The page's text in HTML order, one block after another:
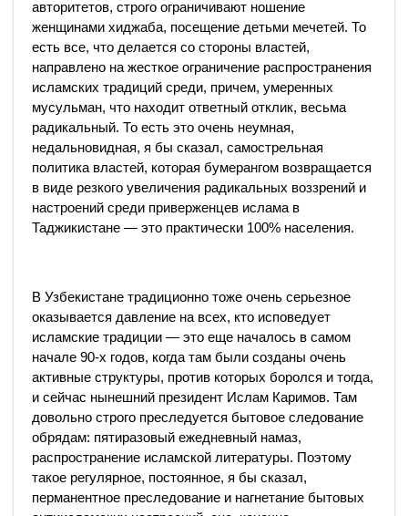
авторитетов, строго ограничивают ношение
женщинами хиджаба, посещение детьми мечетей. То
есть все, что делается со стороны властей,
направлено на жесткое ограничение распространения
исламских традиций среди, причем, умеренных
мусульман, что находит ответный отклик, весьма
радикальный. То есть это очень неумная,
недальновидная, я бы сказал, самострельная
политика властей, которая бумерангом возвращается
в виде резкого увеличения радикальных воззрений и
настроений среди приверженцев ислама в
Таджикистане — это практически 100% населения.
В Узбекистане традиционно тоже очень серьезное
оказывается давление на всех, кто исповедует
исламские традиции — это еще началось в самом
начале 90-х годов, когда там были созданы очень
активные структуры, против которых боролся и тогда,
и сейчас нынешний президент Ислам Каримов. Там
довольно строго преследуется бытовое следование
обрядам: пятиразовый ежедневный намаз,
распространение исламской литературы. Поэтому
такое регулярное, постоянное, я бы сказал,
перманентное преследование и нагнетание бытовых